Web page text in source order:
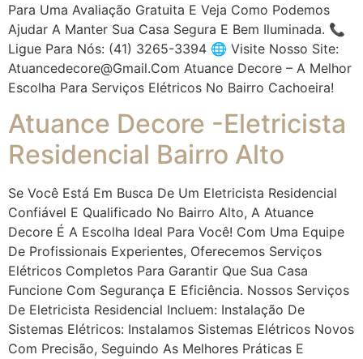
Para Uma Avaliação Gratuita E Veja Como Podemos
Ajudar A Manter Sua Casa Segura E Bem Iluminada. 📞
Ligue Para Nós: (41) 3265-3394 🌐 Visite Nosso Site:
Atuancedecore@gmail.com Atuance Decore – A Melhor
Escolha Para Serviços Elétricos No Bairro Cachoeira!
Atuance Decore -Eletricista
Residencial Bairro Alto
Se Você Está Em Busca De Um Eletricista Residencial
Confiável E Qualificado No Bairro Alto, A Atuance
Decore É A Escolha Ideal Para Você! Com Uma Equipe
De Profissionais Experientes, Oferecemos Serviços
Elétricos Completos Para Garantir Que Sua Casa
Funcione Com Segurança E Eficiência. Nossos Serviços
De Eletricista Residencial Incluem: Instalação De
Sistemas Elétricos: Instalamos Sistemas Elétricos Novos
Com Precisão, Seguindo As Melhores Práticas E